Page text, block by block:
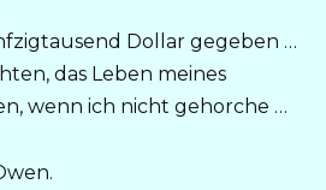
Dollar gegeben …
das Leben meines
wenn ich nicht gehorche …